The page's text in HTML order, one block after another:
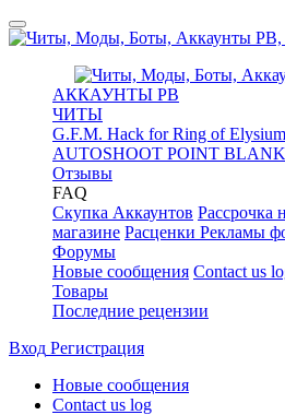
АККАУНТЫ PB
ЧИТЫ
G.F.M. Hack for Ring of Elysium
AUTOSHOOT POINT
Отзывы
FAQ
Скупка Аккаунтов Рассрочка
магазине Расценки Рекламы
Форумы
Новые сообщения Contact us
Товары
Последние рецензии
Вход Регистрация
Новые сообщения
Contact us log